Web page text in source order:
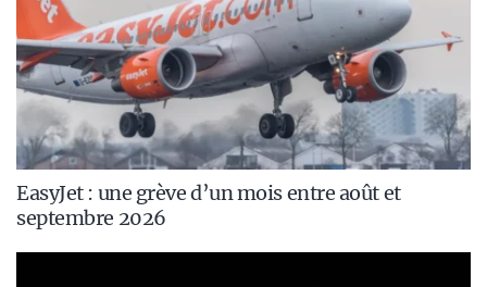
EasyJet : une grève d’un mois entre août et
septembre 2026